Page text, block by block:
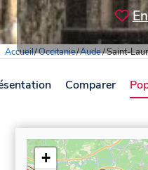
Accueil/Occitanie/Aude/Saint-
Comparer
+